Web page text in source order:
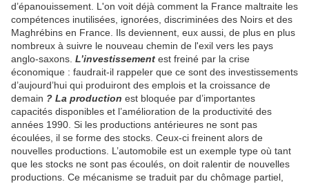
d’épanouissement. L'on voit déjà comment la France maltraite les
compétences inutilisées, ignorées, discriminées des Noirs et des
Maghrébins en France. Ils deviennent, eux aussi, de plus en plus
nombreux à suivre le nouveau chemin de l'exil vers les pays
anglo-saxons. L’investissement est freiné par la crise
économique : faudrait-il rappeler que ce sont des investissements
d’aujourd’hui qui produiront des emplois et la croissance de
demain ? La production est bloquée par d’importantes
capacités disponibles et l’amélioration de la productivité des
années 1990. Si les productions antérieures ne sont pas
écoulées, il se forme des stocks. Ceux-ci freinent alors de
nouvelles productions. L’automobile est un exemple type où tant
que les stocks ne sont pas écoulés, on doit ralentir de nouvelles
productions. Ce mécanisme se traduit par du chômage partiel,